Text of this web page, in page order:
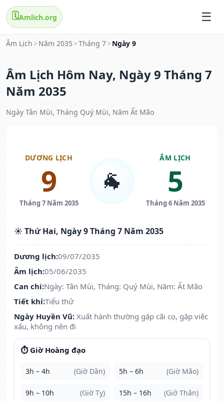
🗓️Amlich.org
Âm Lịch > Năm 2035 >Tháng 7> Ngày 9
Âm Lịch Hôm Nay, Ngày 9 Tháng 7
Năm 2035
Ngày Tân Mùi, Tháng Quý Mùi, Năm Ất Mão
DƯƠNG LỊCH
9
Tháng 7 Năm 2035
🐐
ÂM LỊCH
5
Tháng 6 Năm 2035
☀️ Thứ Hai, Ngày 9 Tháng 7 Năm 2035
Dương lịch:09/07/2035
Âm lịch:05/06/2035
Can chi:Ngày: Tân Mùi, Tháng: Quý Mùi, Năm: Ất Mão
Tiết khí:Tiểu thử
Ngày Huyền Vũ: Xuất hành thường gặp cãi cọ, gặp việc
xấu, không nên đi
⏱️ Giờ Hoàng đạo
3h – 4h (Giờ Dần) 5h – 6h (Giờ Mão)
9h – 10h (Giờ Tỵ) 15h – 16h (Giờ Thân)